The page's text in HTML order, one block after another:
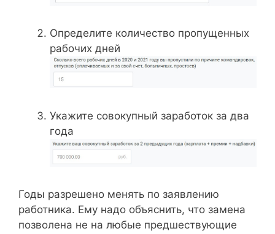
Определите количество пропущенных
рабочих дней
Укажите совокупный заработок за два
года
Годы разрешено менять по заявлению
работника. Ему надо объяснить, что замена
позволена не на любые предшествующие